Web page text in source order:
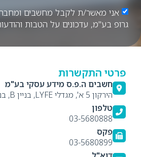
אני מאשר/ת לקבל מחשבים ומחברות
גרופ בע"מ, עדכונים על הטבות
פרטי התקשרות
חשבים ה.פ.ס מידע עסקי בע"מ
הירקון 5 א', מגדלי LYFE, בניין B, בני ברק
טלפון
03-5680888
פקס
03-5680899